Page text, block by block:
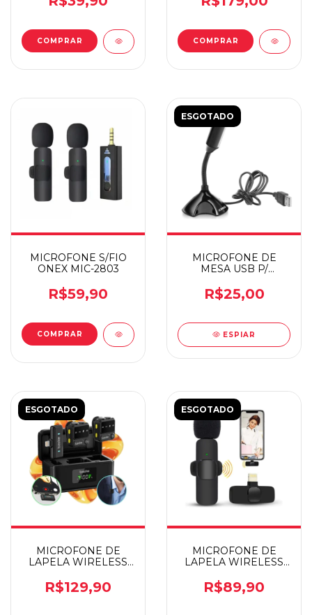
MICROFONE S/FIO
ONEX MIC-2803
R$59,90
ESGOTADO
MICROFONE DE
MESA USB P/
XT2159
R$25,00
ESPIAR
ESGOTADO
MICROFONE DE
LAPELA WIRELESS
C
R$129,90
ESGOTADO
MICROFONE DE
LAPELA WIRELESS
R$89,90